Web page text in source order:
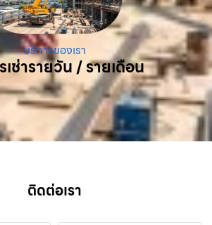
บริการของเรา
เช่ารายวัน / รายเดือน
ติดต่อเรา